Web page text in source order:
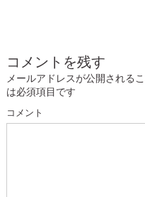
コメントを残す
メールアドレスが公開される
は必須項目です
コメント